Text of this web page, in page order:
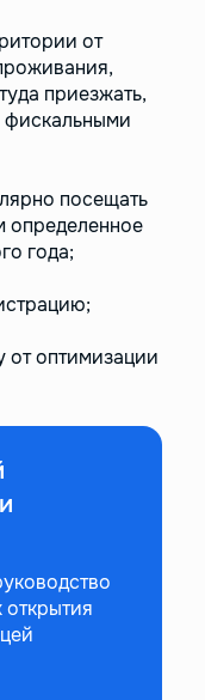
от
приезжать,
фискальными
посещать
определенное
года;
от оптимизации
открытия